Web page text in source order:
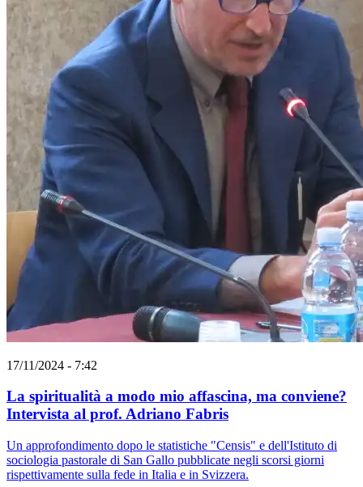
17/11/2024 - 7:42
La spiritualità a modo mio affascina, ma conviene?
Intervista al prof. Adriano Fabris
Un approfondimento dopo le statistiche "Censis" e dell'Istituto di
sociologia pastorale di San Gallo pubblicate negli scorsi giorni
rispettivamente sulla fede in Italia e in Svizzera.